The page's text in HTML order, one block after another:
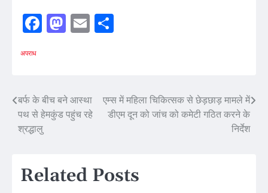
Facebook
Mastodon
Email
अपराध
Post
navigation
बर्फ के बीच बने आस्था
पथ से हेमकुंड पहुंच रहे
श्रद्धालु
एम्स में महिला चिकित्सक से छेड़छाड़ मामले में
डीएम दून को जांच को कमेटी गठित करने के
निर्देश
Related Posts